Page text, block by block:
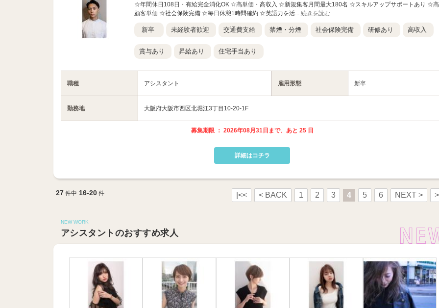
☆年間休日108日・有給完全消化OK ☆高単価・高収入 ☆新規集客月間最大180名 ☆スキルアップサポートあり ☆高
顧客単価 ☆社会保険完備 ☆毎日休憩1時間確約 ☆英語力を活... 続きを読む
新卒 未経験者歓迎 交通費支給 禁煙・分煙 社会保険完備 研修あり 高収入
賞与あり 昇給あり 住宅手当あり
職種 アシスタント 雇用形態 新卒
勤務地 大阪府大阪市西区北堀江3丁目10-20-1F
募集期限 ： 2026年08月31日まで、あと 25 日
詳細はコチラ
27 件中 16-20件 |<< < BACK 1 2 3 4 5 6 NEXT >
NEW WORK
アシスタントのおすすめ求人